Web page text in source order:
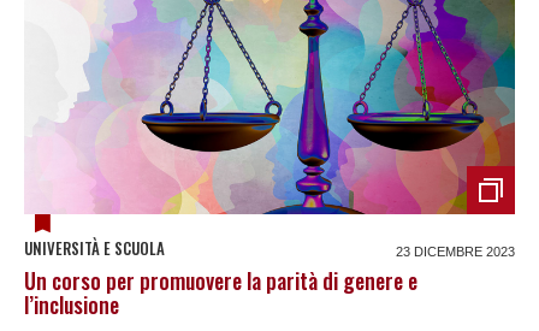
UNIVERSITÀ E SCUOLA 23 DICEMBRE 2023
Un corso per promuovere la parità di genere e
l’inclusione